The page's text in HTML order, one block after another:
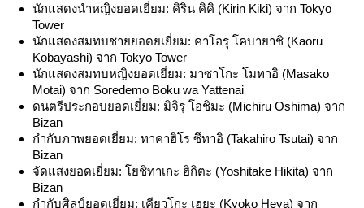
นักแสดงนำหญิงยอดเยี่ยม: คิริน คิคิ (Kirin Kiki) จาก Tokyo
Tower
นักแสดงสมทบชายยอดยเยี่ยม: คาโอรุ โคบายาชิ (Kaoru
Kobayashi) จาก Tokyo Tower
นักแสดงสมทบหญิงยอดเยี่ยม: มาซาโกะ โมทาอิ (Masako
Motai) จาก Soredemo Boku wa Yattenai
ดนตรีประกอบยอดเยี่ยม: มิจิรุ โอชิมะ (Michiru Oshima) จาก
Bizan
กำกับภาพยอดเยี่ยม: ทาคาฮิโร ซึทาอิ (Takahiro Tsutai) จาก
Bizan
จัดแสงยอดเยี่ยม: โยชิทาเกะ ฮิกิตะ (Yoshitake Hikita) จาก
Bizan
กำกับศิลป์ยอดเยี่ยม: เคียวโกะ เฮยะ (Kyoko Heya) จาก